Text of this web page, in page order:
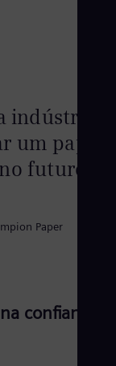
indústria
um papel
futuro.
Paper
confiança